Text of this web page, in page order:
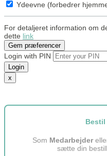
Ydeevne (forbedrer
For detaljeret information om
dette link
Gem præferencer
Login with PIN
Login
x
Bestil
Som Medarbejder
sætte din